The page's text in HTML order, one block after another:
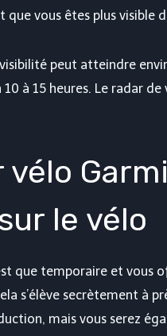
vous êtes plus visible
peut atteindre
à 15 heures. Le radar de
vélo
le vélo
que temporaire et vous
s’élève secrètement à
mais vous serez